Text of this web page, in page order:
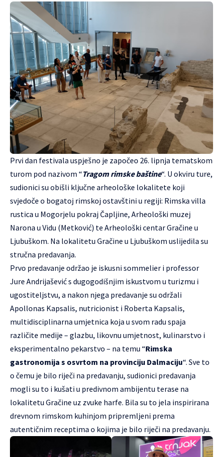
Prvi dan festivala uspješno je započeo 26. lipnja tematskom
turom pod nazivom “Tragom rimske baštine“. U okviru ture,
sudionici su obišli ključne arheološke lokalitete koji
svjedoče o bogatoj rimskoj ostavštini u regiji: Rimska villa
rustica u Mogorjelu pokraj Čapljine, Arheološki muzej
Narona u Vidu (Metković) te Arheološki centar Gračine u
Ljubuškom. Na lokalitetu Gračine u Ljubuškom uslijedila su
stručna predavanja.
Prvo predavanje održao je iskusni sommelier i professor
Jure Andrijašević s dugogodišnjim iskustvom u turizmu i
ugostiteljstvu, a nakon njega predavanje su održali
Apollonas Kapsalis, nutricionist i Roberta Kapsalis,
multidisciplinarna umjetnica koja u svom radu spaja
različite medije – glazbu, likovnu umjetnost, kulinarstvo i
eksperimentalno pekarstvo – na temu “Rimska
gastronomija s osvrtom na provinciju Dalmaciju“. Sve to
o čemu je bilo riječi na predavanju, sudionici predavanja
mogli su to i kušati u predivnom ambijentu terase na
lokalitetu Gračine uz zvuke harfe. Bila su to jela inspirirana
drevnom rimskom kuhinjom pripremljeni prema
autentičnim receptima o kojima je bilo riječi na predavanju.